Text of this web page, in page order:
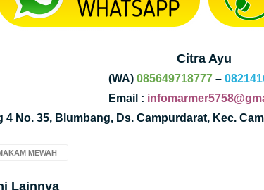
Citra Ayu
(WA) 085649718777–
Email :
4 No. 35, Blumbang, Ds. Campurdarat, Kec.
MEWAH
Lainnya